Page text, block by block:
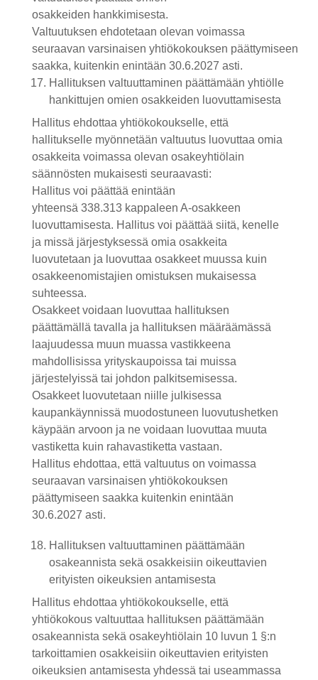
osakkeiden hankkimisesta.
Valtuutuksen ehdotetaan olevan voimassa
seuraavan varsinaisen yhtiökokouksen päättymiseen
saakka, kuitenkin enintään 30.6.2027 asti.
Hallituksen valtuuttaminen päättämään yhtiölle
hankittujen omien osakkeiden luovuttamisesta
Hallitus ehdottaa yhtiökokoukselle, että
hallitukselle myönnetään valtuutus luovuttaa omia
osakkeita voimassa olevan osakeyhtiölain
säännösten mukaisesti seuraavasti:
Hallitus voi päättää enintään
yhteensä 338.313 kappaleen A-osakkeen
luovuttamisesta. Hallitus voi päättää siitä, kenelle
ja missä järjestyksessä omia osakkeita
luovutetaan ja luovuttaa osakkeet muussa kuin
osakkeenomistajien omistuksen mukaisessa
suhteessa.
Osakkeet voidaan luovuttaa hallituksen
päättämällä tavalla ja hallituksen määräämässä
laajuudessa muun muassa vastikkeena
mahdollisissa yrityskaupoissa tai muissa
järjestelyissä tai johdon palkitsemisessa.
Osakkeet luovutetaan niille julkisessa
kaupankäynnissä muodostuneen luovutushetken
käypään arvoon ja ne voidaan luovuttaa muuta
vastiketta kuin rahavastiketta vastaan.
Hallitus ehdottaa, että valtuutus on voimassa
seuraavan varsinaisen yhtiökokouksen
päättymiseen saakka kuitenkin enintään
30.6.2027 asti.
Hallituksen valtuuttaminen päättämään
osakeannista sekä osakkeisiin oikeuttavien
erityisten oikeuksien antamisesta
Hallitus ehdottaa yhtiökokoukselle, että
yhtiökokous valtuuttaa hallituksen päättämään
osakeannista sekä osakeyhtiölain 10 luvun 1 §:n
tarkoittamien osakkeisiin oikeuttavien erityisten
oikeuksien antamisesta yhdessä tai useammassa